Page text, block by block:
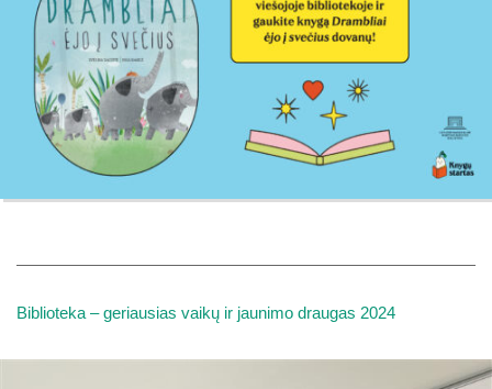
Biblioteka – geriausias vaikų ir jaunimo draugas 2024